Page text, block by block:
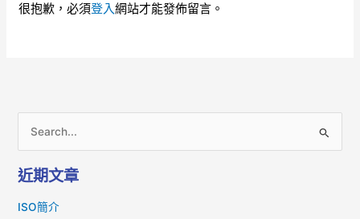
很抱歉，必須登入網站才能發佈留言。
關
近期文章
ISO簡介